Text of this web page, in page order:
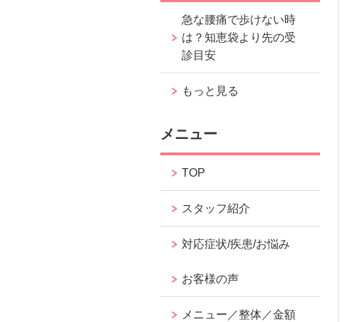
急な腰痛で歩けない時
は？知恵袋より先の受
診目安
もっと見る
メニュー
TOP
スタッフ紹介
対応症状/疾患/お悩み
お客様の声
メニュー／整体／金額